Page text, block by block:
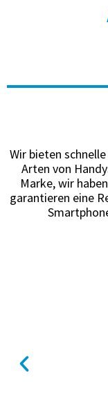
Wir bieten
Arten von
Marke, wir
garantieren eine